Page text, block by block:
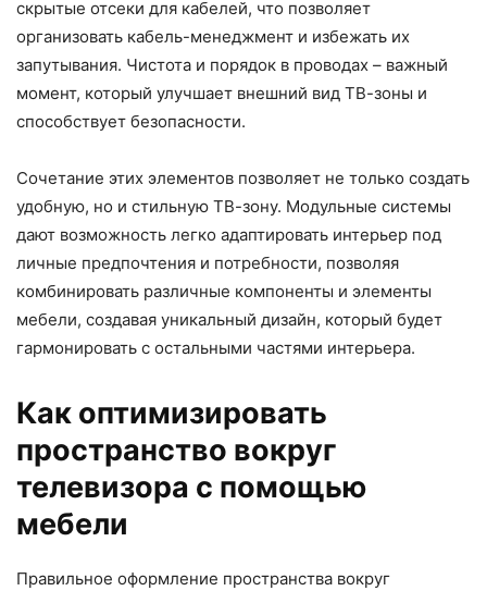
скрытые отсеки для кабелей, что позволяет
организовать кабель-менеджмент и избежать их
запутывания. Чистота и порядок в проводах – важный
момент, который улучшает внешний вид ТВ-зоны и
способствует безопасности.
Сочетание этих элементов позволяет не только создать
удобную, но и стильную ТВ-зону. Модульные системы
дают возможность легко адаптировать интерьер под
личные предпочтения и потребности, позволяя
комбинировать различные компоненты и элементы
мебели, создавая уникальный дизайн, который будет
гармонировать с остальными частями интерьера.
Как оптимизировать
пространство вокруг
телевизора с помощью
мебели
Правильное оформление пространства вокруг